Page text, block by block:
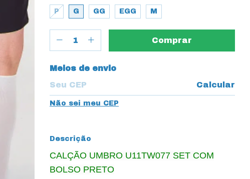
P G GG EGG M
Entregas para o CEP:
Meios de envio
Calcular
Não sei meu CEP
Descrição
CALÇÃO UMBRO U11TW077 SET COM
BOLSO PRETO